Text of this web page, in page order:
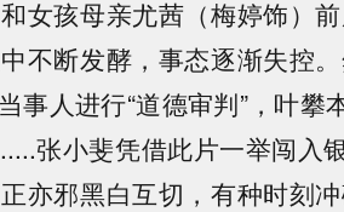
女孩母亲尤茜（梅婷饰）
不断发酵，事态逐渐失控
事人进行“道德审判”，叶攀
张小斐凭借此片一举闯入
亦邪黑白互切，有种时刻冲